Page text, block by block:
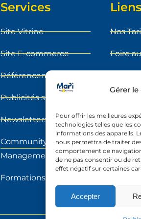
Gérer
Pour offrir les meilleures
technologies telles que les
informations des appareils.
nous permettra de traiter
comportement de
de ne pas consentir ou de
effet négatif sur certaines
Accepter
Services
Site Vitrine
Site E-commerce
Référencement
Publicités sur le web
Newsletters
Community
Management
Formations
Nos
Foire
Contact